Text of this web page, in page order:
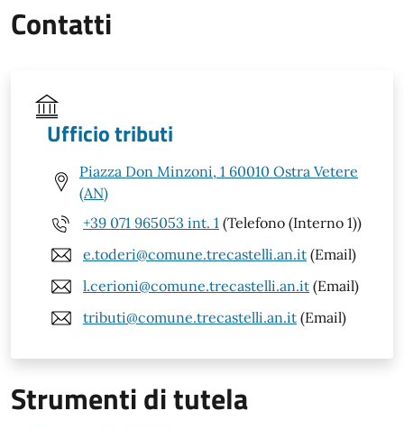
Contatti
Ufficio tributi
Piazza Don Minzoni, 1 60010 Ostra Vetere
(AN)
+39 071 965053 int. 1 (Telefono (Interno 1))
e.toderi@comune.trecastelli.an.it (Email)
l.cerioni@comune.trecastelli.an.it (Email)
tributi@comune.trecastelli.an.it (Email)
Strumenti di tutela